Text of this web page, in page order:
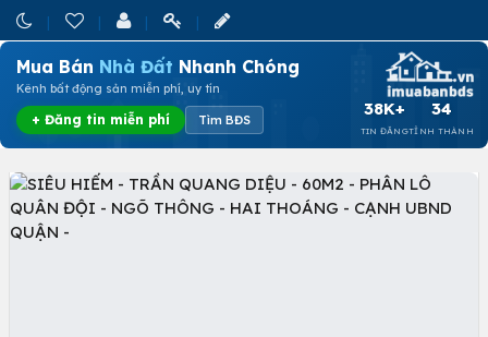
Mua Bán Nhà Đất Nhanh Chóng
Kênh bất động sản miễn phí, uy tín
+ Đăng tin miễn phí Tìm BĐS
38K+
TIN ĐĂNG
34
TỈNH THÀNH